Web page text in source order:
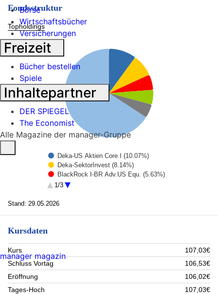
Fondsstruktur
Topholdings
Deka-US Aktien Core I (10.07%)
Deka-SektorInvest (8.14%)
BlackRock I-BR Adv.US Equ. (5.63%)
JPMorg.I.-US Select Equity Fd (5.33%)
Rest (65.78%)
1/3
Stand: 29.05.2026
Kursdaten
Kurs
107,03€
Schluss Vortag
106,53€
Eröffnung
106,02€
Tages-Hoch
107,03€
Börse
Wirtschaftsbücher
Versicherungen
Freizeit
Bücher bestellen
Spiele
Inhaltepartner
DER SPIEGEL
The Economist
Alle Magazine der manager-Gruppe
manager magazin